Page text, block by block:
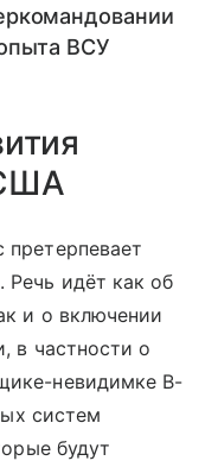
ВСУ
Речь идёт как об
и о включении
в частности о
невидимке B-
систем
будут